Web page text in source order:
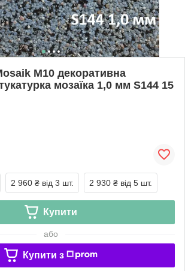
M10 декоративна
мозаїка 1,0 мм S144 15
2 960 ₴ від 3 шт. 2 930 ₴ від 5 шт.
Купити
або
Купити з